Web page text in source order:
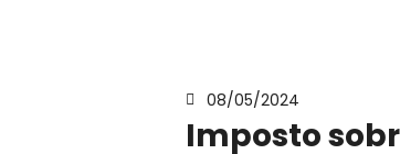
08/05/2024
Imposto